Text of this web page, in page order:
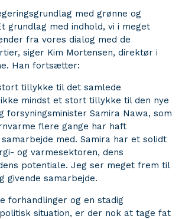
med grønne og
grundlag med indhold, vi i meget
fra vores dialog med de
siger Kim Mortensen, direktør i
Han fortsætter:
tillykke til det samlede
mindst et stort tillykke til den nye
forsyningsminister Samira Nawa, som
flere gange har haft
med. Samira har et solidt
og varmesektoren, dens
potentiale. Jeg ser meget frem til
givende samarbejde.
forhandlinger og en stadig
situation, er der nok at tage fat